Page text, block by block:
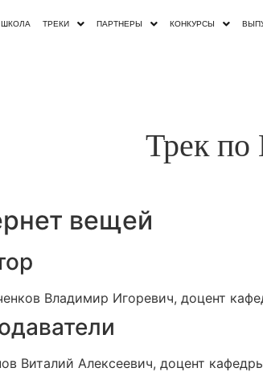
ШКОЛА ТРЕКИ ПАРТНЕРЫ КОНКУРСЫ
Трек
вещей
Владимир Игоревич, доцент
Виталий Алексеевич, доцент